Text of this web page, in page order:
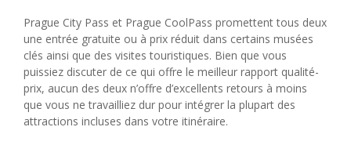
Prague City Pass et Prague CoolPass promettent tous deux
une entrée gratuite ou à prix réduit dans certains musées
clés ainsi que des visites touristiques. Bien que vous
puissiez discuter de ce qui offre le meilleur rapport qualité-
prix, aucun des deux n’offre d’excellents retours à moins
que vous ne travailliez dur pour intégrer la plupart des
attractions incluses dans votre itinéraire.